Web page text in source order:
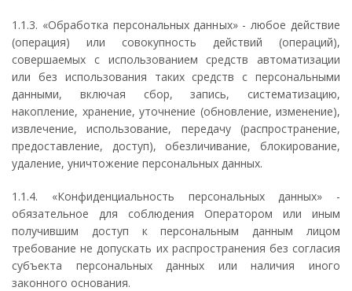
1.1.3. «Обработка персональных данных» - любое действие
(операция) или совокупность действий (операций),
совершаемых с использованием средств автоматизации
или без использования таких средств с персональными
данными, включая сбор, запись, систематизацию,
накопление, хранение, уточнение (обновление, изменение),
извлечение, использование, передачу (распространение,
предоставление, доступ), обезличивание, блокирование,
удаление, уничтожение персональных данных.
1.1.4. «Конфиденциальность персональных данных» -
обязательное для соблюдения Оператором или иным
получившим доступ к персональным данным лицом
требование не допускать их распространения без согласия
субъекта персональных данных или наличия иного
законного основания.